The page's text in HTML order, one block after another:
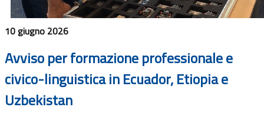
10 giugno 2026
Avviso per formazione professionale e
civico-linguistica in Ecuador, Etiopia e
Uzbekistan